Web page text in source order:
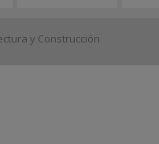
y Construcción